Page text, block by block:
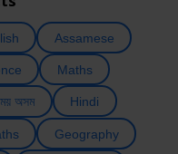
Assamese
Maths
ময় অসম Hindi
Geography